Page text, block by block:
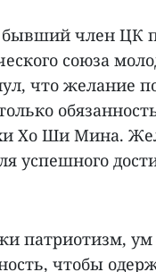
бывший член ЦК
союза
что желание
Хо Ши Мина.
успешного
патриотизм,
чтобы